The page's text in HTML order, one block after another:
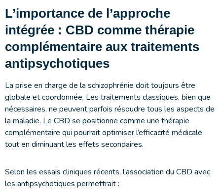
L’importance de l’approche
intégrée : CBD comme thérapie
complémentaire aux traitements
antipsychotiques
La prise en charge de la schizophrénie doit toujours être
globale et coordonnée. Les traitements classiques, bien que
nécessaires, ne peuvent parfois résoudre tous les aspects de
la maladie. Le CBD se positionne comme une thérapie
complémentaire qui pourrait optimiser l’efficacité médicale
tout en diminuant les effets secondaires.
Selon les essais cliniques récents, l’association du CBD avec
les antipsychotiques permettrait :